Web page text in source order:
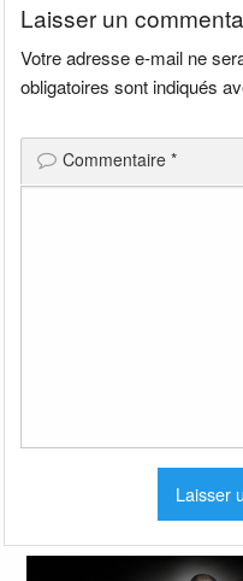
Laisser un
Votre adresse e-mail ne
obligatoires sont indiqués
Commentaire*